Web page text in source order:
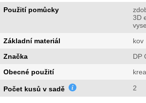
Použití pomůcky
3D
Základní materiál
kov
Značka
DP
Obecné použití
Počet kusů v sadě 2